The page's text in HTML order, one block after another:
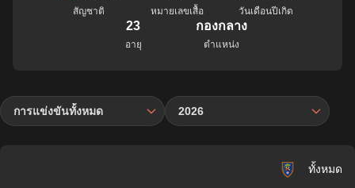
สัญชาติ หมายเลขเสื้อ วันเดือนปีเกิด
23
อายุ
กองกลาง
ตำแหน่ง
การแข่งขันทั้งหมด 2026
ทั้งหมด